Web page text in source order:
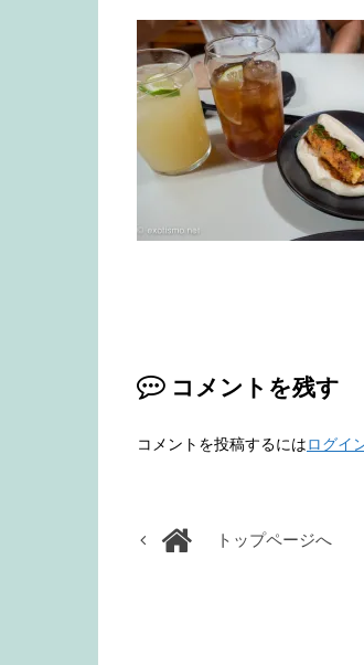
コメントを残す
コメントを投稿するにはログイ
トップページへ